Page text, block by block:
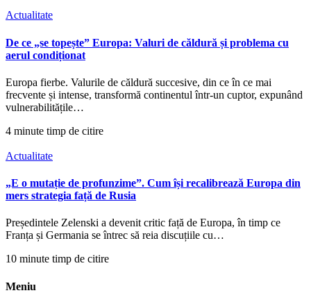
Actualitate
De ce „se topește” Europa: Valuri de căldură și problema cu
aerul condiționat
Europa fierbe. Valurile de căldură succesive, din ce în ce mai
frecvente și intense, transformă continentul într-un cuptor, expunând
vulnerabilitățile…
4 minute timp de citire
Actualitate
„E o mutație de profunzime”. Cum își recalibrează Europa din
mers strategia față de Rusia
Președintele Zelenski a devenit critic față de Europa, în timp ce
Franța și Germania se întrec să reia discuțiile cu…
10 minute timp de citire
Meniu